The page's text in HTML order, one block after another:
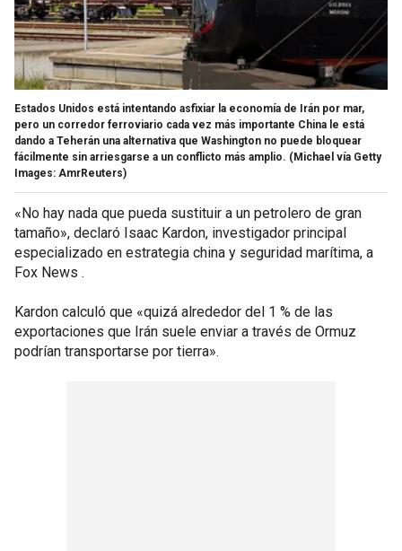
Estados Unidos está intentando asfixiar la economía de Irán por mar,
pero un corredor ferroviario cada vez más importante China le está
dando a Teherán una alternativa que Washington no puede bloquear
fácilmente sin arriesgarse a un conflicto más amplio. (Michael vía Getty
Images: AmrReuters)
«No hay nada que pueda sustituir a un petrolero de gran
tamaño», declaró Isaac Kardon, investigador principal
especializado en estrategia china y seguridad marítima, a
Fox News .
Kardon calculó que «quizá alrededor del 1 % de las
exportaciones que Irán suele enviar a través de Ormuz
podrían transportarse por tierra».